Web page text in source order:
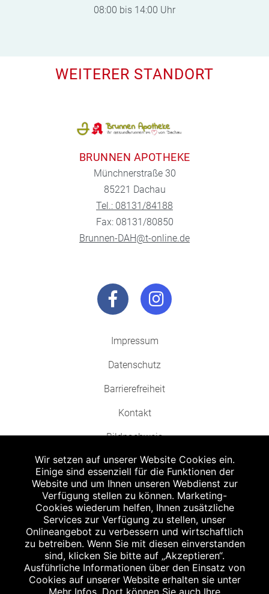
08:00 bis 14:00 Uhr
WEITERER STANDORT
BRUNNEN APOTHEKE
Münchnerstraße 30
85221 Dachau
Tel.: 08131/84188
Fax: 08131/80850
Brunnen-DAH@t-online.de
Impressum
Datenschutz
Barrierefreiheit
Kontakt
Bildnachweis
Abgabe in haushaltsüblichen Mengen, solange der Vorrat reicht. Für Druck-
und Satzfehler keine Haftung.
Zu Risiken und Nebenwirkungen lesen Sie die Packungsbeilage und fragen
Sie Ihren Arzt oder Apotheker.
Angabe nach der deutschen Arzneimitteltaxe Apothekenerstattungspreis
(AEP). Der AEP ist keine unverbindliche Preisempfehlung der Hersteller. Der
AEP ist ein von den Apotheken in Ansatz gebrachter Preis für rezeptfreie
Arzneimittel. Er entspricht in der Höhe dem für Apotheken verbindlichen
Wir setzen auf unserer Website Cookies ein.
Einige sind essenziell für die Funktionen der
Website und um Ihnen unseren Webdienst zur
Verfügung stellen zu können. Marketing-
Cookies wiederum helfen, Ihnen zusätzliche
Services zur Verfügung zu stellen, unser
Onlineangebot zu verbessern und wirtschaftlich
zu betreiben. Wenn Sie mit diesen einverstanden
sind, klicken Sie bitte auf „Akzeptieren“.
Ausführliche Informationen über den Einsatz von
Cookies auf unserer Website erhalten sie unter
Mehr Infos. Dort können Sie auch Ihre